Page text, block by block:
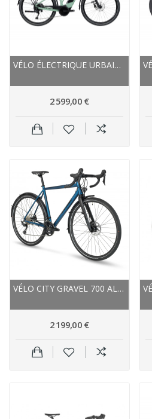
VÉLO ÉLECTRIQUE URBAIN 27.5P ALU - LAPIERRE...
2 599,00 €
VÉLO CITY GRAVEL 700 ALU - STEVENS 2024 SUPRÊME...
2 199,00 €